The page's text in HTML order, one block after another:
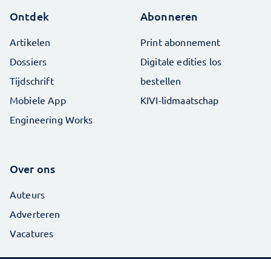
Ontdek
Artikelen
Dossiers
Tijdschrift
Mobiele App
Engineering Works
Abonneren
Print abonnement
Digitale edities los
bestellen
KIVI-lidmaatschap
Over ons
Auteurs
Adverteren
Vacatures